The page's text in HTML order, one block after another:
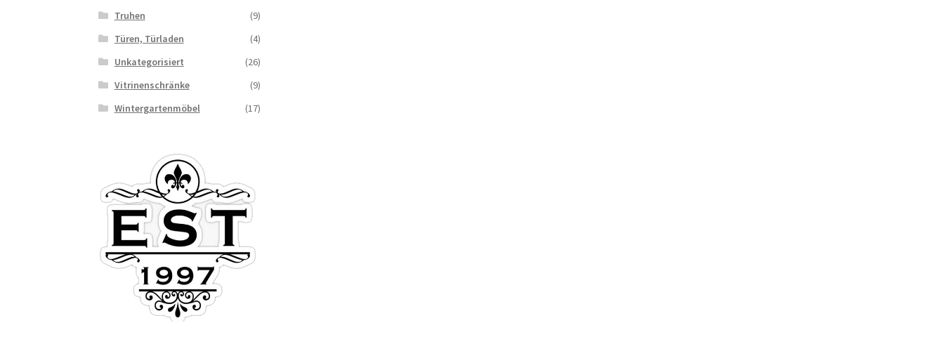
Truhen
(9)
Türen, Türladen
(4)
Unkategorisiert
(26)
Vitrinenschränke
(9)
Wintergartenmöbel
(17)